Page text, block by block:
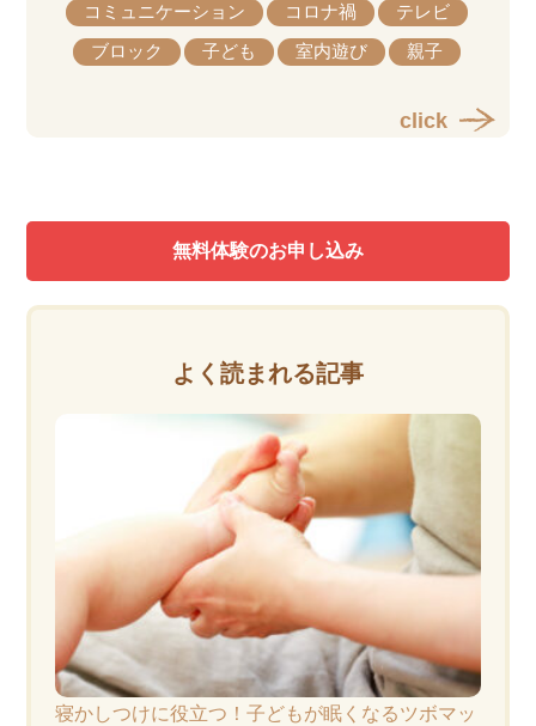
コミュニケーション コロナ禍
テレビ
ブロック
子ども 室内遊び 親子
click
無料体験のお申し込み
よく読まれる記事
寝かしつけに役立つ！子どもが眠くなるツボマッ